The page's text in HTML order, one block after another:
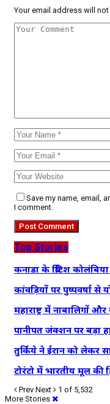
Your email address will not
Save my name, email,
I comment.
Top Stories
कनाडा के ब्रिटिश
कांवड़ियों पर पुष्पवर्षा
महाराष्ट्र में
पानीपत जंक्शन पर बड़ा
तुर्किये ने ईरान को लेकर
टोरंटो में भारतीय मूल की
Prev Next
1 of 5,532
More Stories